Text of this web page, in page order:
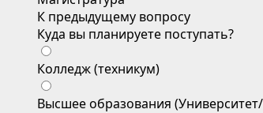
К предыдущему вопросу
Куда вы планируете поступать?
Колледж (техникум)
Высшее образования